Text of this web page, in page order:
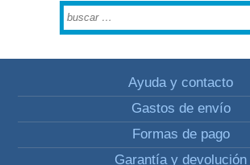
Ayuda y contacto
Gastos de envío
Formas de pago
Garantía y devolución